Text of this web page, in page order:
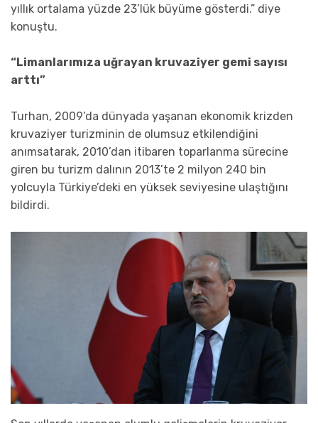
yıllık ortalama yüzde 23’lük büyüme gösterdi.” diye
konuştu.
“Limanlarımıza uğrayan kruvaziyer gemi sayısı
arttı”
Turhan, 2009’da dünyada yaşanan ekonomik krizden
kruvaziyer turizminin de olumsuz etkilendiğini
anımsatarak, 2010’dan itibaren toparlanma sürecine
giren bu turizm dalının 2013’te 2 milyon 240 bin
yolcuyla Türkiye’deki en yüksek seviyesine ulaştığını
bildirdi.